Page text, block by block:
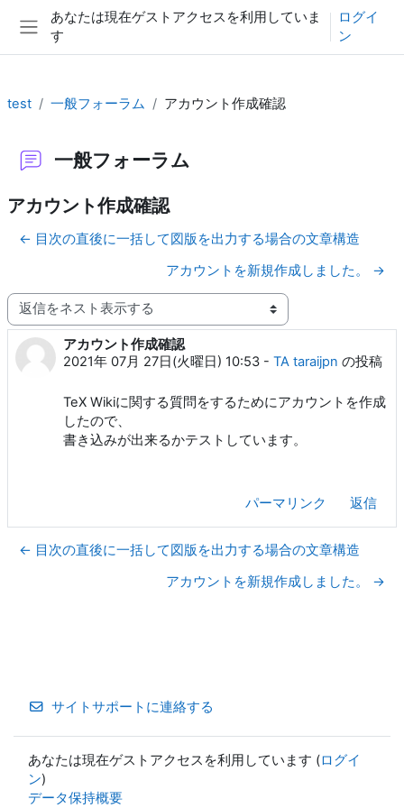
メインコンテンツへスキップする
サイドパネル
あなたは現在ゲストアクセスを利用していま
す
ログイ
ン
test 一般フォーラム アカウント作成確認
一般フォーラム
アカウント作成確認
← 目次の直後に一括して図版を出力する場合の文章構造
アカウントを新規作成しました。 →
表示モード
アカウント作成確認
2021年 07月 27日(火曜日) 10:53 - TA taraijpn の投稿
返信数: 0
TeX Wikiに関する質問をするためにアカウントを作成
したので、
書き込みが出来るかテストしています。
パーマリンク 返信
← 目次の直後に一括して図版を出力する場合の文章構造
アカウントを新規作成しました。 →
サイトサポートに連絡する
あなたは現在ゲストアクセスを利用しています (ログイ
ン)
データ保持概要